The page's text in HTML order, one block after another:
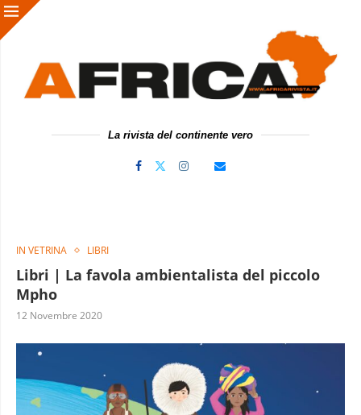
La rivista del continente vero
IN VETRINA LIBRI
Libri | La favola ambientalista del piccolo
Mpho
12 Novembre 2020